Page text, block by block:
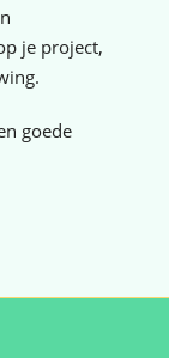
je project,
goede